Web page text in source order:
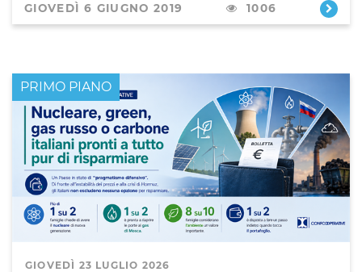
GIOVEDÌ 6 GIUGNO 2019 1006
GIOVEDÌ 23 LUGLIO 2026
PRIMO PIANO